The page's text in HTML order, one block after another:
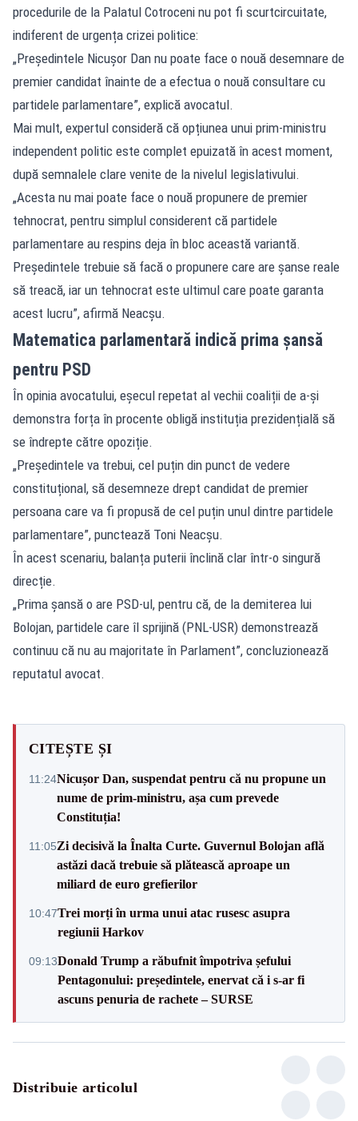
procedurile de la Palatul Cotroceni nu pot fi scurtcircuitate,
indiferent de urgența crizei politice:
„Președintele Nicușor Dan nu poate face o nouă desemnare de
premier candidat înainte de a efectua o nouă consultare cu
partidele parlamentare”, explică avocatul.
Mai mult, expertul consideră că opțiunea unui prim-ministru
independent politic este complet epuizată în acest moment,
după semnalele clare venite de la nivelul legislativului.
„Acesta nu mai poate face o nouă propunere de premier
tehnocrat, pentru simplul considerent că partidele
parlamentare au respins deja în bloc această variantă.
Președintele trebuie să facă o propunere care are șanse reale
să treacă, iar un tehnocrat este ultimul care poate garanta
acest lucru”, afirmă Neacșu.
Matematica parlamentară indică prima șansă
pentru PSD
În opinia avocatului, eșecul repetat al vechii coaliții de a-și
demonstra forța în procente obligă instituția prezidențială să
se îndrepte către opoziție.
„Președintele va trebui, cel puțin din punct de vedere
constituțional, să desemneze drept candidat de premier
persoana care va fi propusă de cel puțin unul dintre partidele
parlamentare”, punctează Toni Neacșu.
În acest scenariu, balanța puterii înclină clar într-o singură
direcție.
„Prima șansă o are PSD-ul, pentru că, de la demiterea lui
Bolojan, partidele care îl sprijină (PNL-USR) demonstrează
continuu că nu au majoritate în Parlament”, concluzionează
reputatul avocat.
CITEȘTE ȘI
11:24Nicușor Dan, suspendat pentru că nu propune un
nume de prim-ministru, așa cum prevede
Constituția!
11:05Zi decisivă la Înalta Curte. Guvernul Bolojan află
astăzi dacă trebuie să plătească aproape un
miliard de euro grefierilor
10:47Trei morți în urma unui atac rusesc asupra
regiunii Harkov
09:13Donald Trump a răbufnit împotriva șefului
Pentagonului: președintele, enervat că i s-ar fi
ascuns penuria de rachete – SURSE
Distribuie articolul